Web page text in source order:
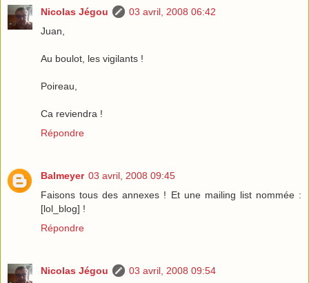
Nicolas Jégou
03 avril, 2008 06:42
Juan,
Au boulot, les vigilants !
Poireau,
Ca reviendra !
Répondre
Balmeyer 03 avril, 2008 09:45
Faisons tous des annexes ! Et une mailing list nommée :
[lol_blog] !
Répondre
Nicolas Jégou
03 avril, 2008 09:54